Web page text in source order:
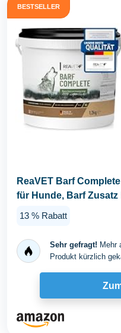
BESTSELLER
ReaVET Barf
für Hunde, Barf
13 % Rabatt
Sehr gefragt! Mehr
Produkt kürzlich